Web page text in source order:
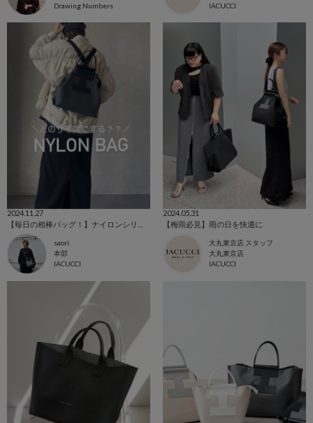
Drawing Numbers
IACUCCI
2024.11.27
saori
本部
IACUCCI
2024.05.31
【梅雨必見】雨の日を快適に
大丸東京店 スタッフ
大丸東京店
IACUCCI